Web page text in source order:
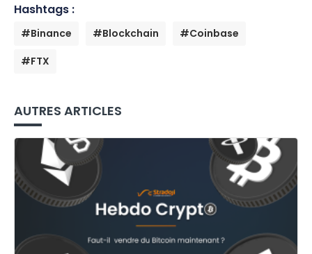
Hashtags :
#Binance #Blockchain
#Coinbase
#FTX
AUTRES ARTICLES